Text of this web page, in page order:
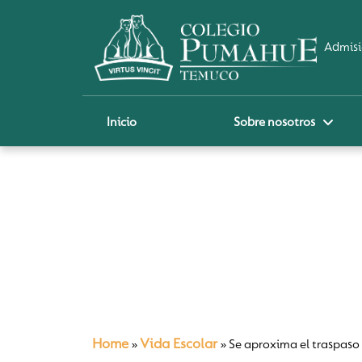
Inicio Sobre nosotros
Home » Vida Escolar» Se aproxima el